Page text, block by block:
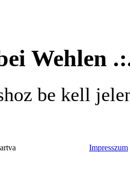
Wehlen
be kell
Impresszum